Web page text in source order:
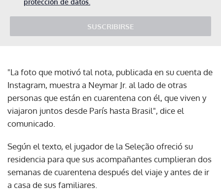
SUSCRIBIRSE
"La foto que motivó tal nota, publicada en su cuenta de
Instagram, muestra a Neymar Jr. al lado de otras
personas que están en cuarentena con él, que viven y
viajaron juntos desde París hasta Brasil", dice el
comunicado.
Según el texto, el jugador de la Seleção ofreció su
residencia para que sus acompañantes cumplieran dos
semanas de cuarentena después del viaje y antes de ir
a casa de sus familiares.